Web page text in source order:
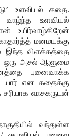
உளவியல் கதை.
வாழ்ந்த உளவியல்
உயிர்வாழ்கிறேன்
மனமயக்கு
இந்த விளக்கத்தை
ஒரு அசல் ஆளுமை
புனைவாக்க
என கதைக்கு
வாசகருடன்
வந்துள்ள